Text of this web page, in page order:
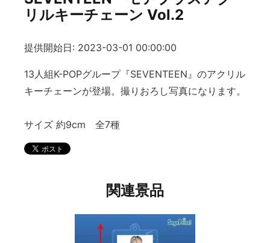
リルキーチェーン Vol.2
提供開始日: 2023-03-01 00:00:00
13人組K-POPグループ『SEVENTEEN』のアクリル
キーチェーンが登場。撮りおろし写真になります。
サイズ 約9cm 全7種
関連景品